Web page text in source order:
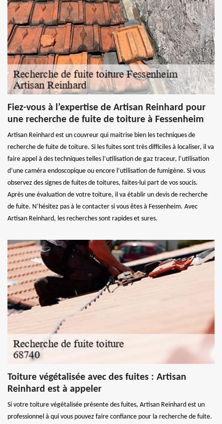
Fiez-vous à l’expertise de Artisan Reinhard pour
une recherche de fuite de toiture à Fessenheim
Artisan Reinhard est un couvreur qui maitrise bien les techniques de
recherche de fuite de toiture. Si les fuites sont très difficiles à localiser, il va
faire appel à des techniques telles l’utilisation de gaz traceur, l’utilisation
d’une caméra endoscopique ou encore l’utilisation de fumigène. Si vous
observez des signes de fuites de toitures, faites-lui part de vos soucis.
Après une évaluation de votre toiture, il va établir un devis de recherche
de fuite. N’hésitez pas à le contacter si vous êtes à Fessenheim. Avec
Artisan Reinhard, les recherches sont rapides et sures.
Toiture végétalisée avec des fuites : Artisan
Reinhard est à appeler
Si votre toiture végétalisée présente des fuites, Artisan Reinhard est un
professionnel à qui vous pouvez faire confiance pour la recherche de fuite.